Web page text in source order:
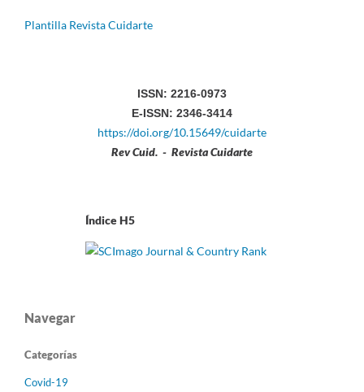
Plantilla Revista Cuidarte
ISSN: 2216-0973
E-ISSN: 2346-3414
https://doi.org/10.15649/cuidarte
Rev Cuid. - Revista Cuidarte
Índice H5
Navegar
Categorías
Covid-19